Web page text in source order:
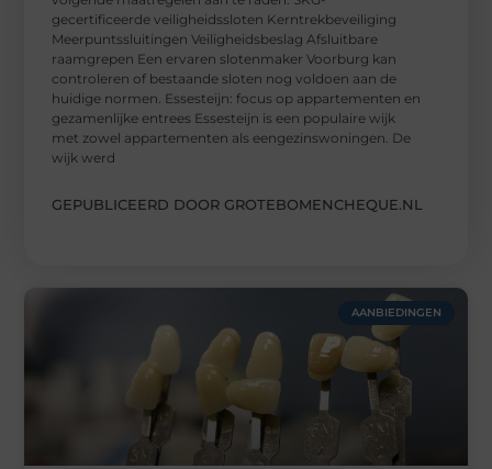
gecertificeerde veiligheidssloten Kerntrekbeveiliging
Meerpuntssluitingen Veiligheidsbeslag Afsluitbare
raamgrepen Een ervaren slotenmaker Voorburg kan
controleren of bestaande sloten nog voldoen aan de
huidige normen. Essesteijn: focus op appartementen en
gezamenlijke entrees Essesteijn is een populaire wijk
met zowel appartementen als eengezinswoningen. De
wijk werd
GEPUBLICEERD DOOR GROTEBOMENCHEQUE.NL
AANBIEDINGEN